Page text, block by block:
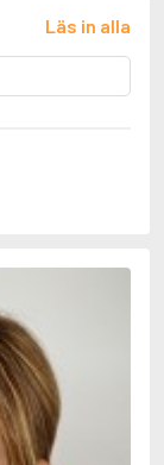
Läs in alla